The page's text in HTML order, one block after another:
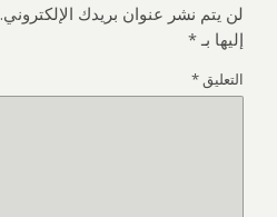
لن يتم نشر عنوان بريدك الإلكتروني.
إليها بـ *
التعليق*